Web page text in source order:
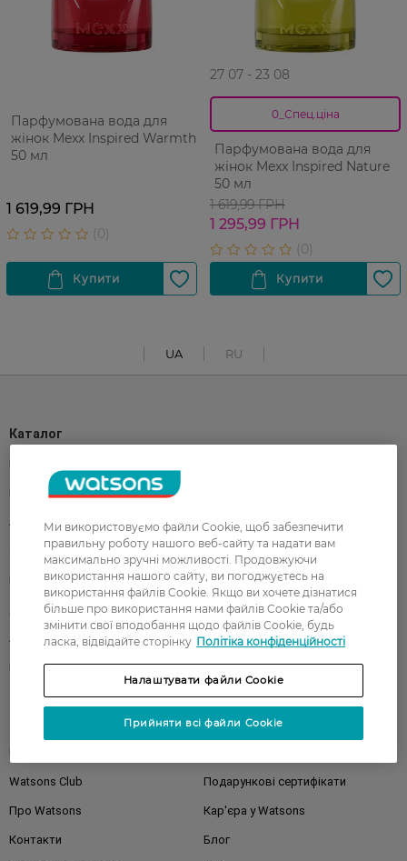
Парфумована вода для
жінок Mexx Inspired Warmth
50 мл
1 619,99 ГРН
27 07 - 23 08
0_Спец.ціна
Парфумована вода для
жінок Mexx Inspired Nature
50 мл
1 619,99 ГРН
1 295,99 ГРН
UA RU
Каталог
Парфуми
Акції Макіяж
Обличчя Тіло
Подарунки Діти
Волосся
Аксесуари Дерматокосметика
Бренди
Watsons Club Подарункові сертифікати
Про Watsons Кар'єра у Watsons
Контакти Блог
Ми використовуємо файли Cookie, щоб забезпечити
правильну роботу нашого веб-сайту та надати вам
максимально зручні можливості. Продовжуючи
використання нашого сайту, ви погоджуєтесь на
використання файлів Cookie. Якщо ви хочете дізнатися
більше про використання нами файлів Cookie та/або
змінити свої вподобання щодо файлів Cookie, будь
ласка, відвідайте сторінку Політіка конфіденційності
Налаштувати файли Cookie
Прийняти всі файли Cookie